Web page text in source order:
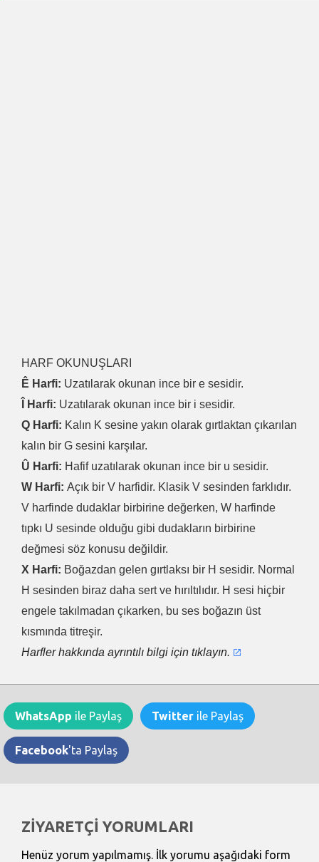
HARF OKUNUŞLARI
Ê Harfi: Uzatılarak okunan ince bir e sesidir.
Î Harfi: Uzatılarak okunan ince bir i sesidir.
Q Harfi: Kalın K sesine yakın olarak gırtlaktan çıkarılan
kalın bir G sesini karşılar.
Û Harfi: Hafif uzatılarak okunan ince bir u sesidir.
W Harfi: Açık bir V harfidir. Klasik V sesinden farklıdır.
V harfinde dudaklar birbirine değerken, W harfinde
tıpkı U sesinde olduğu gibi dudakların birbirine
değmesi söz konusu değildir.
X Harfi: Boğazdan gelen gırtlaksı bir H sesidir. Normal
H sesinden biraz daha sert ve hırıltılıdır. H sesi hiçbir
engele takılmadan çıkarken, bu ses boğazın üst
kısmında titreşir.
Harfler hakkında ayrıntılı bilgi için tıklayın.
WhatsApp ile Paylaş Twitter ile Paylaş
Facebook'ta Paylaş
ZİYARETÇİ YORUMLARI
Henüz yorum yapılmamış. İlk yorumu aşağıdaki form